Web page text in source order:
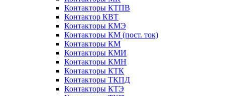
Контакторы КТПВ
Контактор КВТ
Контакторы КМЭ
Контакторы КМ (пост. ток)
Контакторы КМ
Контакторы КМИ
Контакторы КМН
Контакторы КТК
Контакторы ТКПД
Контакторы КТЭ